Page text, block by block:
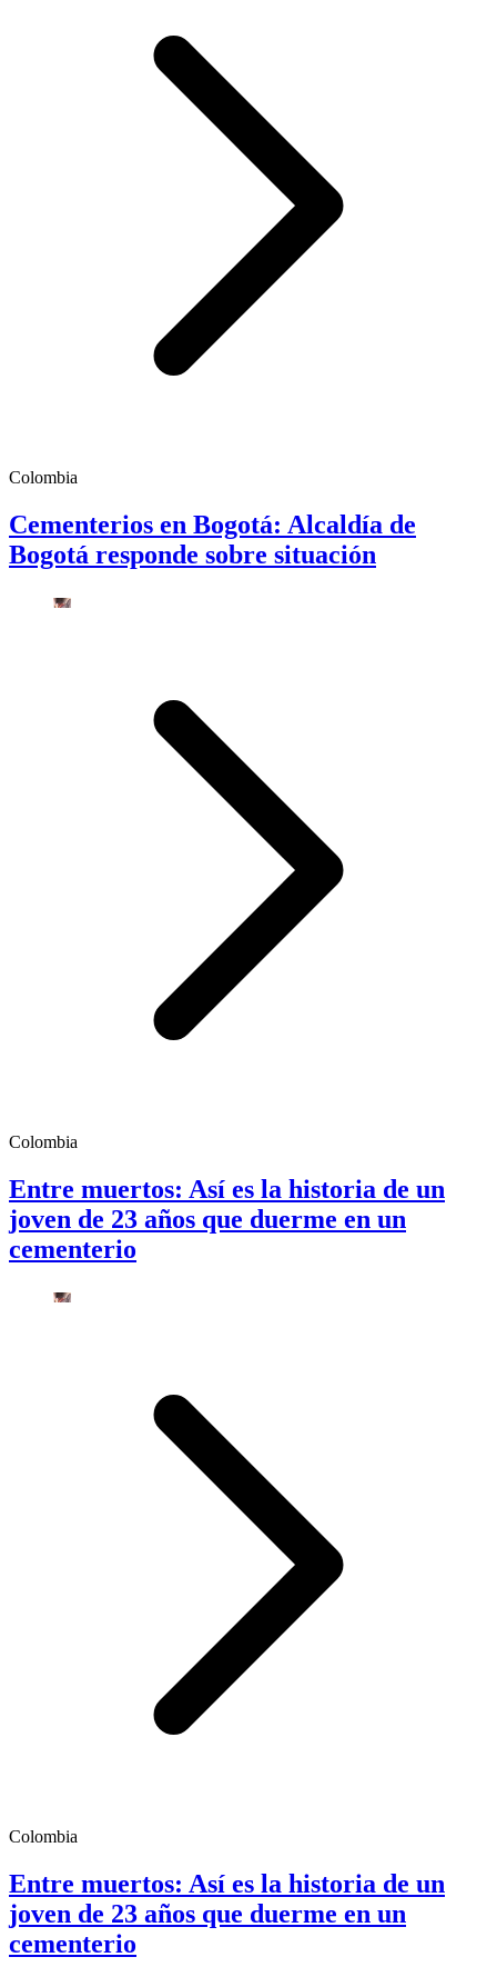
Colombia
Cementerios en Bogotá: Alcaldía de
Bogotá responde sobre situación
Colombia
Entre muertos: Así es la historia de un
joven de 23 años que duerme en un
cementerio
Colombia
Entre muertos: Así es la historia de un
joven de 23 años que duerme en un
cementerio